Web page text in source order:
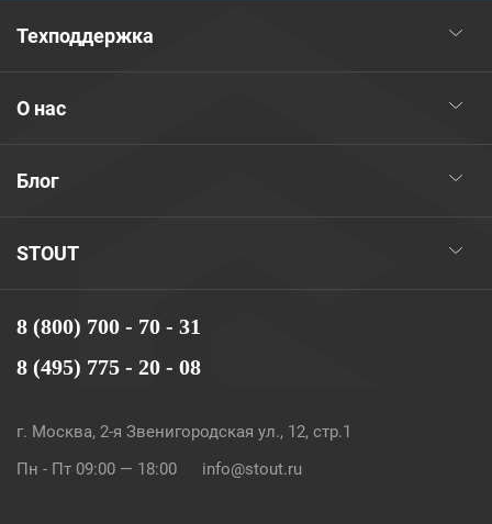
8 (800) 700 - 70 - 31
8 (495) 775 - 20 - 08
г. Москва, 2-я Звенигородская ул., 12, стр.1
Пн - Пт 09:00 — 18:00
info@stout.ru
STOUT
Блог
О нас
Техподдержка